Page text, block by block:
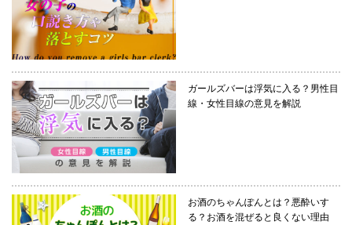
ガールズバーは浮気に入る？男性目
線・女性目線の意見を解説
お酒のちゃんぽんとは？悪酔いす
る？お酒を混ぜると良くない理由